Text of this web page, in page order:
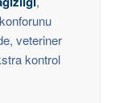
veteriner
kontrol